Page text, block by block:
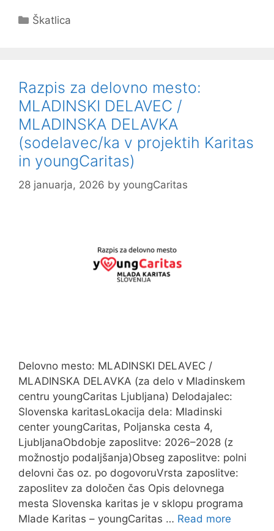
Categories
Škatlica
Razpis za delovno mesto:
MLADINSKI DELAVEC /
MLADINSKA DELAVKA
(sodelavec/ka v projektih Karitas
in youngCaritas)
28 januarja, 2026 by youngCaritas
Delovno mesto: MLADINSKI DELAVEC /
MLADINSKA DELAVKA (za delo v Mladinskem
centru youngCaritas Ljubljana) Delodajalec:
Slovenska karitasLokacija dela: Mladinski
center youngCaritas, Poljanska cesta 4,
LjubljanaObdobje zaposlitve: 2026–2028 (z
možnostjo podaljšanja)Obseg zaposlitve: polni
delovni čas oz. po dogovoruVrsta zaposlitve:
zaposlitev za določen čas Opis delovnega
mesta Slovenska karitas je v sklopu programa
Mlade Karitas – youngCaritas … Read more